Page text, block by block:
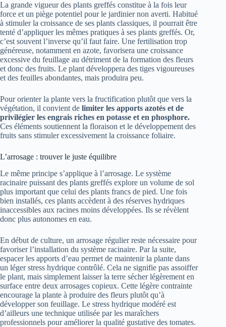
La grande vigueur des plants greffés constitue à la fois leur
force et un piège potentiel pour le jardinier non averti. Habitué
à stimuler la croissance de ses plants classiques, il pourrait être
tenté d’appliquer les mêmes pratiques à ses plants greffés. Or,
c’est souvent l’inverse qu’il faut faire. Une fertilisation trop
généreuse, notamment en azote, favorisera une croissance
excessive du feuillage au détriment de la formation des fleurs
et donc des fruits. Le plant développera des tiges vigoureuses
et des feuilles abondantes, mais produira peu.
Pour orienter la plante vers la fructification plutôt que vers la
végétation, il convient de limiter les apports azotés et de
privilégier les engrais riches en potasse et en phosphore.
Ces éléments soutiennent la floraison et le développement des
fruits sans stimuler excessivement la croissance foliaire.
L’arrosage : trouver le juste équilibre
Le même principe s’applique à l’arrosage. Le système
racinaire puissant des plants greffés explore un volume de sol
plus important que celui des plants francs de pied. Une fois
bien installés, ces plants accèdent à des réserves hydriques
inaccessibles aux racines moins développées. Ils se révèlent
donc plus autonomes en eau.
En début de culture, un arrosage régulier reste nécessaire pour
favoriser l’installation du système racinaire. Par la suite,
espacer les apports d’eau permet de maintenir la plante dans
un léger stress hydrique contrôlé. Cela ne signifie pas assoiffer
le plant, mais simplement laisser la terre sécher légèrement en
surface entre deux arrosages copieux. Cette légère contrainte
encourage la plante à produire des fleurs plutôt qu’à
développer son feuillage. Le stress hydrique modéré est
d’ailleurs une technique utilisée par les maraîchers
professionnels pour améliorer la qualité gustative des tomates.